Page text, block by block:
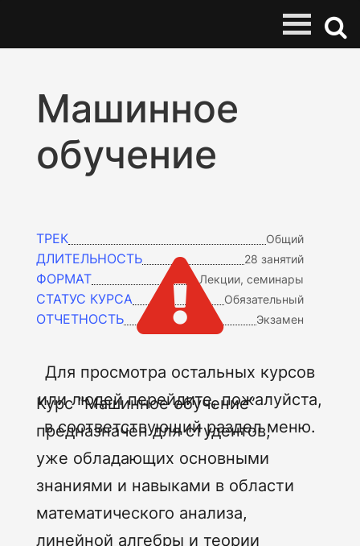
Машинное
обучение
ТРЕК Общий
ДЛИТЕЛЬНОСТЬ 28 занятий
ФОРМАТ Лекции, семинары
СТАТУС КУРСА Обязательный
ОТЧЕТНОСТЬ Экзамен
Курс “Машинное обучение”
предназначен для студентов,
уже обладающих основными
знаниями и навыками в области
математического анализа,
линейной алгебры и теории

Для просмотра остальных курсов
или людей перейдите, пожалуйста,
в соответствующий раздел меню.